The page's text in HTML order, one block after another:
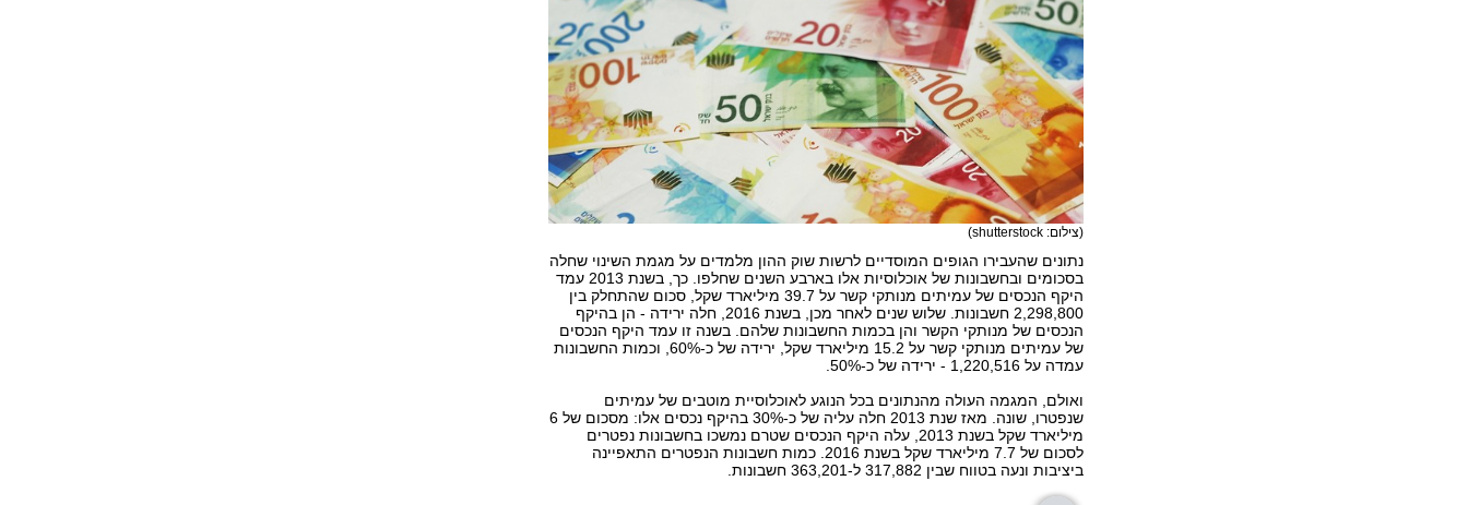
(צילום: shutterstock)
נתונים שהעבירו הגופים המוסדיים לרשות שוק ההון מלמדים על מגמת השינוי שחלה
בסכומים ובחשבונות של אוכלוסיות אלו בארבע השנים שחלפו. כך, בשנת 2013 עמד
היקף הנכסים של עמיתים מנותקי קשר על 39.7 מיליארד שקל, סכום שהתחלק בין
2,298,800 חשבונות. שלוש שנים לאחר מכן, בשנת 2016, חלה ירידה - הן בהיקף
הנכסים של מנותקי הקשר והן בכמות החשבונות שלהם. בשנה זו עמד היקף הנכסים
של עמיתים מנותקי קשר על 15.2 מיליארד שקל, ירידה של כ-60%, וכמות החשבונות
עמדה על 1,220,516 - ירידה של כ-50%.
ואולם, המגמה העולה מהנתונים בכל הנוגע לאוכלוסיית מוטבים של עמיתים
שנפטרו, שונה. מאז שנת 2013 חלה עליה של כ-30% בהיקף נכסים אלו: מסכום של 6
מיליארד שקל בשנת 2013, עלה היקף הנכסים שטרם נמשכו בחשבונות נפטרים
לסכום של 7.7 מיליארד שקל בשנת 2016. כמות חשבונות הנפטרים התאפיינה
ביציבות ונעה בטווח שבין 317,882 ל-363,201 חשבונות.